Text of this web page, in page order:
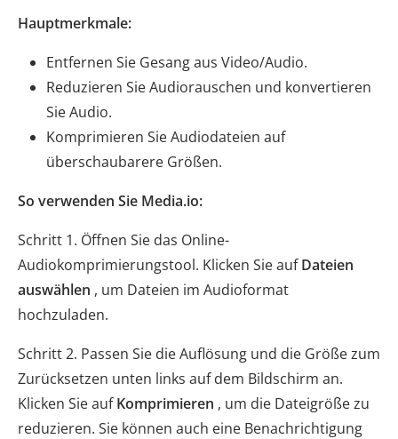
Hauptmerkmale:
Entfernen Sie Gesang aus Video/Audio.
Reduzieren Sie Audiorauschen und konvertieren
Sie Audio.
Komprimieren Sie Audiodateien auf
überschaubarere Größen.
So verwenden Sie Media.io:
Schritt 1. Öffnen Sie das Online-
Audiokomprimierungstool. Klicken Sie aufDateien
auswählen , um Dateien im Audioformat
hochzuladen.
Schritt 2. Passen Sie die Auflösung und die Größe zum
Zurücksetzen unten links auf dem Bildschirm an.
Klicken Sie aufKomprimieren , um die Dateigröße zu
reduzieren. Sie können auch eine Benachrichtigung